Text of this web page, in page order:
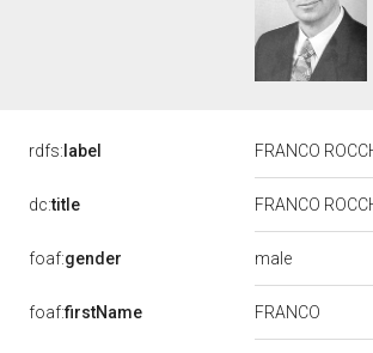
rdfs: label FRANCO
dc:title FRANCO
foaf:gender male
foaf:firstName FRANCO